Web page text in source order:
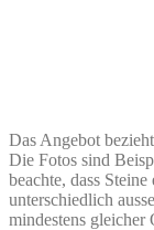
Das Angebot
Die Fotos sind
beachte, dass
unterschiedlich
mindestens gleicher